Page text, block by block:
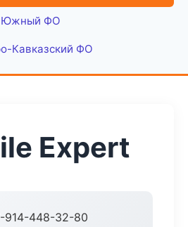
Южный ФО
Кавказский ФО
Expert
914-448-32-80